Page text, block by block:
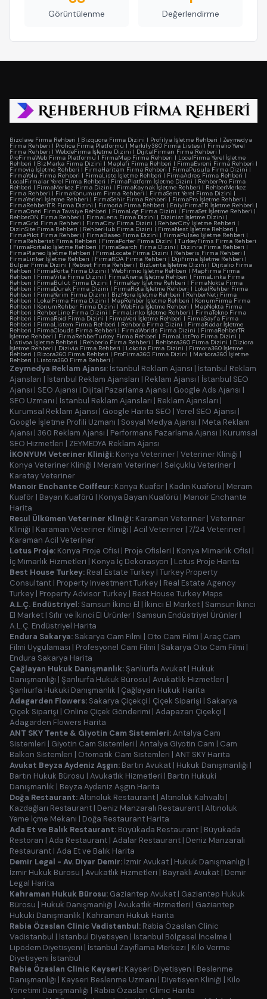
Görüntülenme Değerlendirme
Bizclave Firma Rehberi | Bizquora Firma Dizini | Profilya İşletme Rehberi | Zeymedya
Firma Rehberi | Profica Firma Platformu | Markify360 Firma Listesi | Firmalio Yerel
Firma Rehberi | WebdeFirma İşletme Dizini | DijitalFirman Firma Rehberi |
ProFirmaWeb Firma Platformu | FirmaMap Firma Rehberi | LocalFirma Yerel İşletme
Rehberi | BizMarka Firma Dizini | Maplafi Firma Rehberi | FirmaEvreni Firma Rehberi |
Firmovia İşletme Rehberi | FirmaHaritam Firma Rehberi | FirmaPusula Firma Dizini |
FirmaYolu Firma Rehberi | FirmaListe İşletme Rehberi | FirmaAdres Firma Rehberi |
LocalFirmalar Yerel Firma Rehberi | FirmaPlatform İşletme Dizini | RehberPro Firma
Rehberi | FirmaMerkez Firma Dizini | FirmaKaynak İşletme Rehberi | RehberMerkez
Firma Rehberi | FirmaKonumum Firma Rehberi | FirmaSemt Yerel Firma Dizini |
FirmaYerleri İşletme Rehberi | FirmaSehir Firma Rehberi | FirmaPro İşletme Rehberi |
FirmaRehberiTR Firma Dizini | Firmoria Firma Rehberi | EniyiFirmaTR İşletme Rehberi |
FirmaOneri Firma Tavsiye Rehberi | FirmaLog Firma Dizini |FirmaSet İşletme Rehberi |
RehberON Firma Rehberi | FirmaLens Firma Dizini | Dizinist İşletme Dizini |
FirmaGrid Firma Rehberi | FirmaCity Firma Dizini | RehberCity İşletme Rehberi |
DizinSite Firma Rehberi | RehberHub Firma Dizini | FirmaNest İşletme Rehberi |
FirmaPilot Firma Rehberi | FirmaBaseo Firma Dizini | FirmaPulseo İşletme Rehberi |
FirmaRehberist Firma Rehberi | FirmaPorter Firma Dizini | TurkeyFirms Firma Rehberi
| FirmaPortalio İşletme Rehberi | FirmaSearch Firma Dizini | Dizinra Firma Rehberi |
FirmaPlaneo İşletme Rehberi | FirmaLocate Firma Dizini | Rehberis Firma Rehberi |
FirmaLinker İşletme Rehberi | FirmaROA Firma Rehberi | DijiFirma İşletme Rehberi |
Bulpar Firma Dizini | Rebset Firma Rehberi | BizLenta İşletme Dizini | Dijitalio Firma
Rehberi | FirmaPorta Firma Dizini | WebFirmio İşletme Rehberi | MapFirma Firma
Rehberi | FirmaVita Firma Dizini | FirmaArena İşletme Rehberi | FirmaLinka Firma
Rehberi | FirmaBulut Firma Dizini | FirmaKey İşletme Rehberi | FirmaNokta Firma
Rehberi | FirmaDurak Firma Dizini | FirmaRota İşletme Rehberi | LokalRehber Firma
Rehberi | FirmaYerim Firma Dizini | BizMora İşletme Rehberi | RehberNeti Firma
Rehberi | LokalFirma Firma Dizini | MapRehber İşletme Rehberi | KonumFirma Firma
Rehberi | KonumRehber Firma Dizini | WebFira İşletme Rehberi | MapNokta Firma
Rehberi | RehberLine Firma Dizini | FirmaLinko İşletme Rehberi | FirmaTekno Firma
Rehberi | FirmaRoid Firma Dizini | FirmaVeri İşletme Rehberi | FirmaSayfa Firma
Rehberi | FirmaListem Firma Rehberi | Rehbora Firma Dizini | FirmaRadar İşletme
Rehberi | FirmaClouds Firma Rehberi | FirmaWorlds Firma Dizini | FirmaRehberTR
İşletme Rehberi | FirmaRehberTurkey Firma Rehberi | FirmaListPro Firma Dizini |
Listivoa İşletme Rehberi | Rehberio Firma Rehberi | Rehbera360 Firma Dizini | Diziora
İşletme Rehberi | Dizivia Firma Rehberi | Lokoria Firma Dizini | Firmora360 İşletme
Rehberi | Bizora360 Firma Rehberi | ProFirma360 Firma Dizini | Markora360 İşletme
Rehberi | Listora360 Firma Rehberi |
Zeymedya Reklam Ajansı: İstanbul Reklam Ajansı | İstanbul Reklam
Ajansları | İstanbul Reklam Ajansları | Reklam Ajansı | İstanbul SEO
Ajansı | SEO Ajansı | Dijital Pazarlama Ajansı | Google Ads Ajansı |
SEO Uzmanı | İstanbul Reklam Ajansları | Reklam Ajansları |
Kurumsal Reklam Ajansı | Google Harita SEO | Yerel SEO Ajansı |
Google İşletme Profili Uzmanı | Sosyal Medya Ajansı | Meta Reklam
Ajansı | 360 Reklam Ajansı | Performans Pazarlama Ajansı | Kurumsal
SEO Hizmetleri | ZEYMEDYA Reklam Ajansı
İKONYUM Veteriner Kliniği: Konya Veteriner | Veteriner Kliniği |
Konya Veteriner Kliniği | Meram Veteriner | Selçuklu Veteriner |
Karatay Veteriner
Manoir Enchante Coiffeur: Konya Kuaför | Kadın Kuaförü | Meram
Kuaför | Bayan Kuaförü | Konya Bayan Kuaförü | Manoir Enchante
Harita
Resul Ülkümen Veteriner Kliniği: Karaman Veteriner | Veteriner
Kliniği | Karaman Veteriner Kliniği | Acil Veteriner | 7/24 Veteriner |
Karaman Acil Veteriner
Lotus Proje: Konya Proje Ofisi | Proje Ofisleri | Konya Mimarlık Ofisi |
İç Mimarlık Hizmetleri | Konya İç Dekorasyon | Lotus Proje Harita
Best House Turkey: Real Estate Turkey | Turkey Property
Consultant | Property Investment Turkey | Real Estate Agency
Turkey | Property Advisor Turkey | Best House Turkey Maps
A.L.Ç. Endüstriyel: Samsun İkinci El | İkinci El Market | Samsun İkinci
El Market | Sıfır ve İkinci El Ürünler | Samsun Endüstriyel Ürünler |
A.L.Ç. Endüstriyel Harita
Endura Sakarya: Sakarya Cam Filmi | Oto Cam Filmi | Araç Cam
Filmi Uygulaması | Profesyonel Cam Filmi | Sakarya Oto Cam Filmi |
Endura Sakarya Harita
Çağlayan Hukuk Danışmanlık:Şanlıurfa Avukat | Hukuk
Danışmanlığı | Şanlıurfa Hukuk Bürosu | Avukatlık Hizmetleri |
Şanlıurfa Hukuki Danışmanlık | Çağlayan Hukuk Harita
Adagarden Flowers: Sakarya Çiçekçi | Çiçek Siparişi | Sakarya
Çiçek Siparişi | Online Çiçek Gönderimi | Adapazarı Çiçekçi |
Adagarden Flowers Harita
ANT SKY Tente & Giyotin Cam Sistemleri:Antalya Cam
Sistemleri | Giyotin Cam Sistemleri | Antalya Giyotin Cam | Cam
Balkon Sistemleri | Otomatik Cam Sistemleri | ANT SKY Harita
Avukat Beyza Aydeniz Aşgın: Bartın Avukat | Hukuk Danışmanlığı |
Bartın Hukuk Bürosu | Avukatlık Hizmetleri | Bartın Hukuki
Danışmanlık | Beyza Aydeniz Aşgın Harita
Doğa Restaurant:Altınoluk Restaurant | Altınoluk Kahvaltı |
Kazdağları Restaurant | Deniz Manzaralı Restaurant | Altınoluk
Yeme İçme Mekanı | Doğa Restaurant Harita
Ada Et ve Balık Restaurant: Büyükada Restaurant | Büyükada
Restoran | Ada Restaurant | Adalar Restaurant | Deniz Manzaralı
Restaurant | Ada Et ve Balık Harita
Demir Legal - Av. Diyar Demir: İzmir Avukat | Hukuk Danışmanlığı |
İzmir Hukuk Bürosu | Avukatlık Hizmetleri | Bayraklı Avukat | Demir
Legal Harita
Kahraman Hukuk Bürosu: Gaziantep Avukat | Gaziantep Hukuk
Bürosu | Hukuk Danışmanlığı | Avukatlık Hizmetleri | Gaziantep
Hukuki Danışmanlık | Kahraman Hukuk Harita
Rabia Özaslan Clinic Vadistanbul: Rabia Özaslan Clinic
Vadistanbul | İstanbul Diyetisyen | İstanbul Bölgesel İncelme |
Lipödem Diyetisyeni | İstanbul Zayıflama Merkezi | Kilo Verme
Diyetisyeni İstanbul
Rabia Özaslan Clinic Kayseri: Kayseri Diyetisyen | Beslenme
Danışmanlığı | Kayseri Beslenme Uzmanı | Diyetisyen Kliniği | Kilo
Yönetimi Danışmanlığı | Rabia Özaslan Clinic Harita